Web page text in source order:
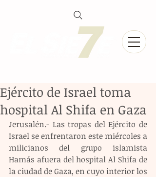
Ejército de Israel toma
hospital Al Shifa en Gaza
Jerusalén.- Las tropas del Ejército de
Israel se enfrentaron este miércoles a
milicianos del grupo islamista
Hamás afuera del hospital Al Shifa de
la ciudad de Gaza, en cuyo interior los